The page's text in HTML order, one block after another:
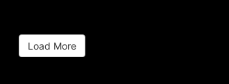
Load More